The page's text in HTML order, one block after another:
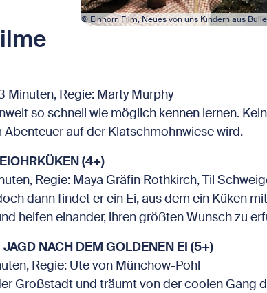
© Einhorn Film, Neues von uns Kindern aus
Minuten, Regie: Marty Murphy
so schnell wie möglich kennen lernen.
auf der Klatschmohnwiese wird.
(4+)
Regie: Maya Gräfin Rothkirch, Til
dann findet er ein Ei, aus dem ein Küken
helfen einander, ihren größten Wunsch zu
NACH DEM GOLDENEN EI (5+)
Regie: Ute von Münchow-Pohl
Großstadt und träumt von der coolen Gang